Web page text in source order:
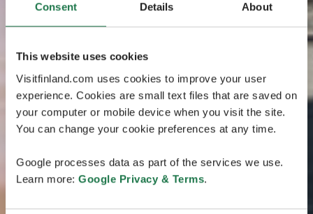
Consent Details About
This website uses cookies
Visitfinland.com uses cookies to improve your user
experience. Cookies are small text files that are saved on
your computer or mobile device when you visit the site.
You can change your cookie preferences at any time.
Google processes data as part of the services we use.
Learn more: Google Privacy & Terms.